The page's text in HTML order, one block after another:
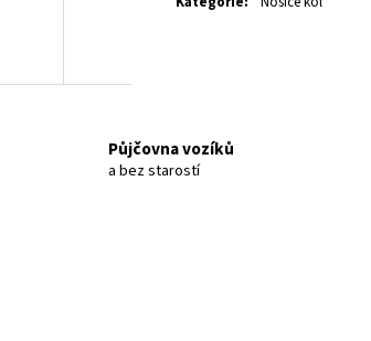
Půjčovna vozíků
a bez starostí